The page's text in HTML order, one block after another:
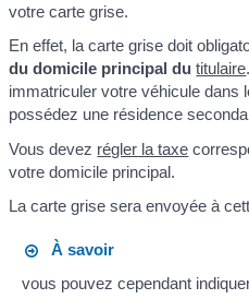
votre carte grise.
En effet, la carte grise doit
du domicile principal dutitulaire
immatriculer votre véhicule dans
possédez une résidence
Vous devez régler la taxe
votre domicile principal.
La carte grise sera envoyée à
À savoir
vous pouvez cependant